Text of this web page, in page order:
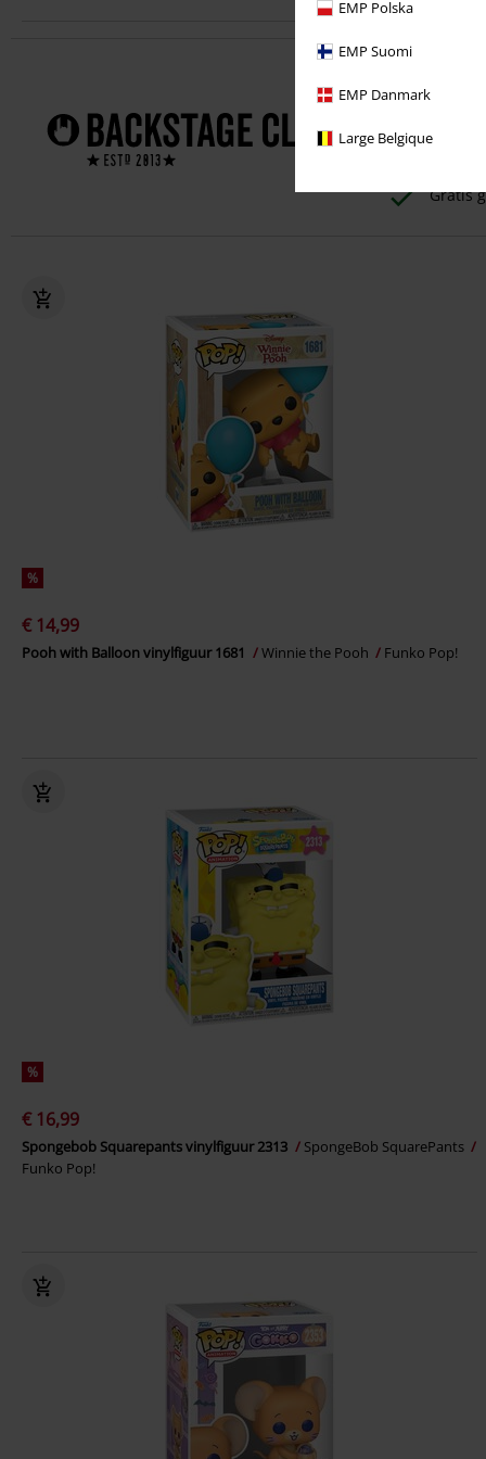
EMP Polska
EMP Suomi
EMP Danmark
Large Belgique
Gratis
%
€ 14,99
Pooh with Balloon vinylfiguur 1681 Winnie the Pooh Funko Pop!
%
€ 16,99
Spongebob Squarepants vinylfiguur 2313
SpongeBob SquarePants
Funko Pop!